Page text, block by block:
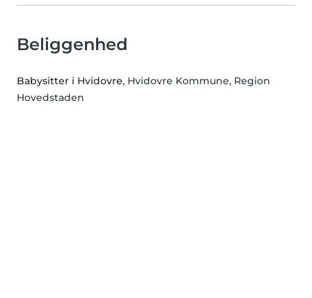
Beliggenhed
Babysitter i Hvidovre, Hvidovre Kommune, Region
Hovedstaden